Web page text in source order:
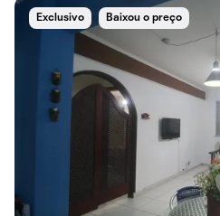
Exclusivo Baixou o preço